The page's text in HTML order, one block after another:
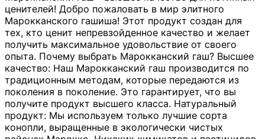
ценителей! Добро пожаловать в мир элитного
Марокканского гашиша! Этот продукт создан для
тех, кто ценит непревзойденное качество и желает
получить максимальное удовольствие от своего
опыта. Почему выбрать Марокканский гаш? Высшее
качество: Наш Марокканский гаш производится по
традиционным методам, которые передаются из
поколения в поколение. Это гарантирует, что вы
получите продукт высшего класса. Натуральный
продукт: Мы используем только лучшие сорта
конопли, выращенные в экологически чистых